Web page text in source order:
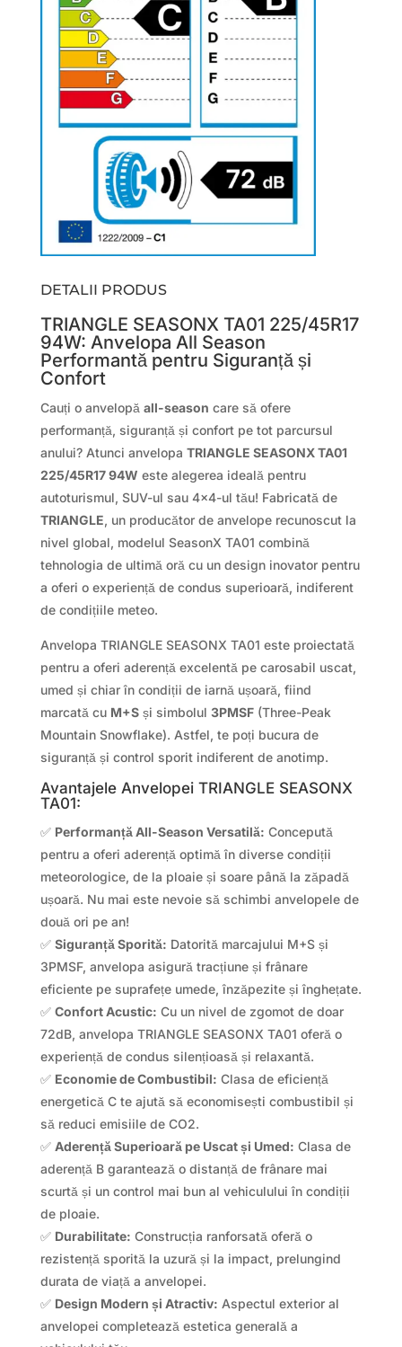
DETALII PRODUS
TRIANGLE SEASONX TA01 225/45R17
94W: Anvelopa All Season
Performantă pentru Siguranță și
Confort
Cauți o anvelopă all-season care să ofere
performanță, siguranță și confort pe tot parcursul
anului? Atunci anvelopa TRIANGLE SEASONX TA01
225/45R17 94W este alegerea ideală pentru
autoturismul, SUV-ul sau 4×4-ul tău! Fabricată de
TRIANGLE, un producător de anvelope recunoscut la
nivel global, modelul SeasonX TA01 combină
tehnologia de ultimă oră cu un design inovator pentru
a oferi o experiență de condus superioară, indiferent
de condițiile meteo.
Anvelopa TRIANGLE SEASONX TA01 este proiectată
pentru a oferi aderență excelentă pe carosabil uscat,
umed și chiar în condiții de iarnă ușoară, fiind
marcată cu M+Sși simbolul 3PMSF(Three-Peak
Mountain Snowflake). Astfel, te poți bucura de
siguranță și control sporit indiferent de anotimp.
Avantajele Anvelopei TRIANGLE SEASONX
TA01:
✅ Performanță All-Season Versatilă: Concepută
pentru a oferi aderență optimă în diverse condiții
meteorologice, de la ploaie și soare până la zăpadă
ușoară. Nu mai este nevoie să schimbi anvelopele de
două ori pe an!
✅ Siguranță Sporită: Datorită marcajului M+S și
3PMSF, anvelopa asigură tracțiune și frânare
eficiente pe suprafețe umede, înzăpezite și înghețate.
✅ Confort Acustic: Cu un nivel de zgomot de doar
72dB, anvelopa TRIANGLE SEASONX TA01 oferă o
experiență de condus silențioasă și relaxantă.
✅ Economie de Combustibil: Clasa de eficiență
energetică C te ajută să economisești combustibil și
să reduci emisiile de CO2.
✅ Aderență Superioară pe Uscat și Umed: Clasa de
aderență B garantează o distanță de frânare mai
scurtă și un control mai bun al vehiculului în condiții
de ploaie.
✅ Durabilitate: Construcția ranforsată oferă o
rezistență sporită la uzură și la impact, prelungind
durata de viață a anvelopei.
✅ Design Modern și Atractiv: Aspectul exterior al
anvelopei completează estetica generală a